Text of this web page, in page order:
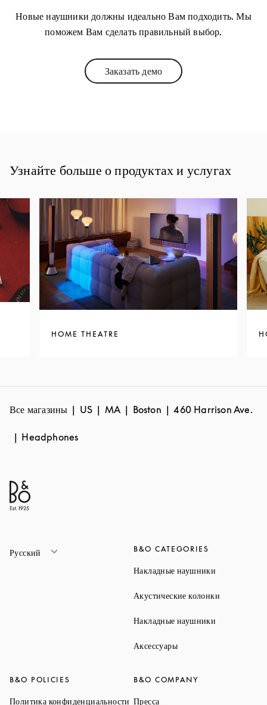
Новые наушники должны идеально Вам подходить. Мы
поможем Вам сделать правильный выбор.
Заказать демоLink Opens in New Tab
Узнайте больше о продуктах и услугах
HOME THEATRE
Все магазины US MA Boston 460 Harrison Ave.
Headphones
Русский B&O CATEGORIES
Накладные наушники
Акустические колонки
Накладные наушники
АксессуарыLink Opens in New
B&O POLICIES
Политика конфиденциальности Link Opens in New Tab
B&O COMPANY
ПрессаLink Opens in New Tab